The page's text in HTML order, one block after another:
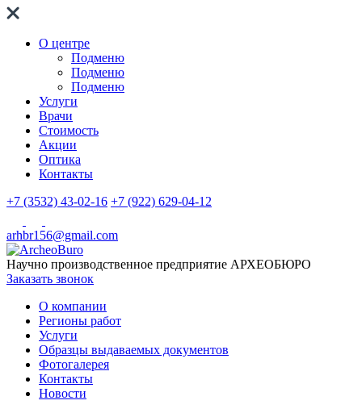
О центре
Подменю
Подменю
Подменю
Услуги
Врачи
Стоимость
Акции
Оптика
Контакты
+7 (3532) 43-02-16 +7 (922) 629-04-12
arhbr156@gmail.com
Научно производственное предприятие АРХЕОБЮРО
Заказать звонок
О компании
Регионы работ
Услуги
Образцы выдаваемых документов
Фотогалерея
Контакты
Новости